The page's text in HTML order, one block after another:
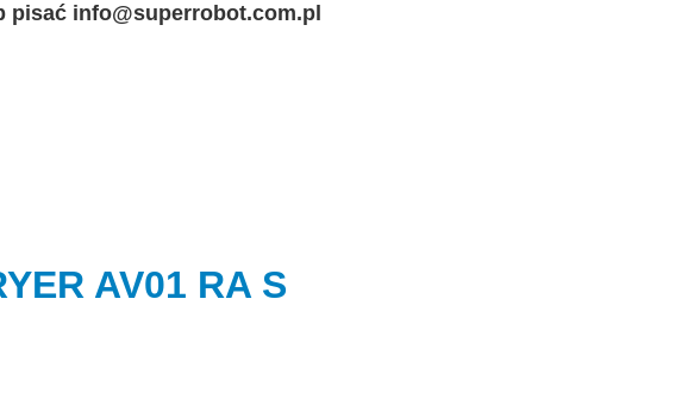
pisać info@superrobot.com.pl
AV01 RA S